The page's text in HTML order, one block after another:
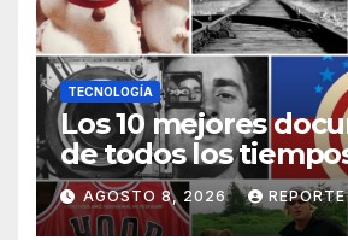
TECNOLOGÍA
Los 10 mejores
de todos los
AGOSTO 8, 2026